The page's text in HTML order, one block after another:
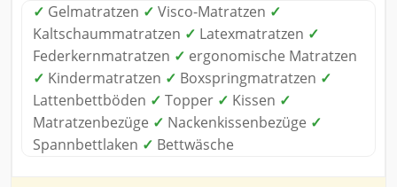
✓ Gelmatratzen ✓ Visco-Matratzen ✓
Kaltschaummatratzen ✓ Latexmatratzen ✓
Federkernmatratzen ✓ ergonomische Matratzen
✓ Kindermatratzen ✓ Boxspringmatratzen ✓
Lattenbettböden ✓ Topper ✓ Kissen ✓
Matratzenbezüge ✓ Nackenkissenbezüge ✓
Spannbettlaken ✓ Bettwäsche